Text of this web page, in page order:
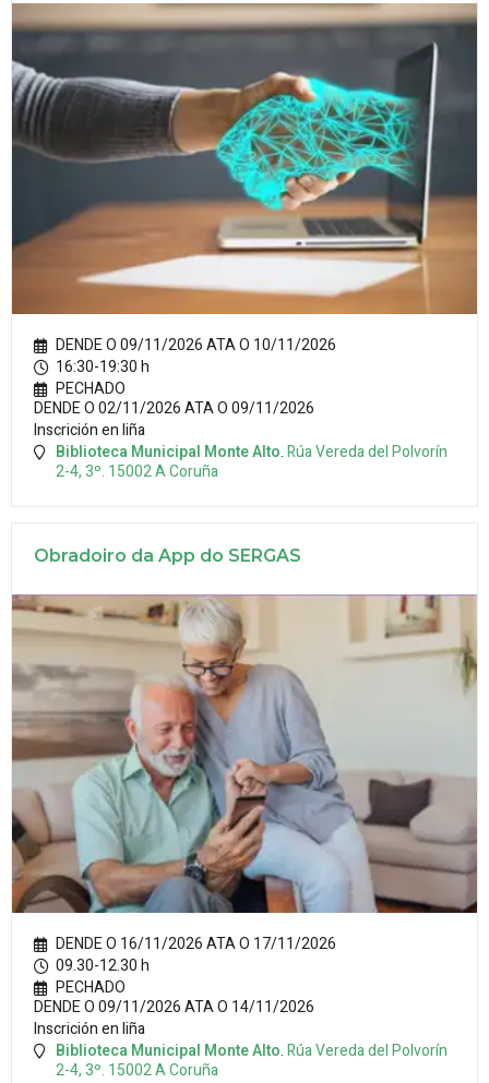
DENDE O 09/11/2026 ATA O 10/11/2026
16:30-19:30 h
PECHADO
DENDE O 02/11/2026 ATA O 09/11/2026
Inscrición en liña
Biblioteca Municipal Monte Alto.Rúa Vereda del Polvorín
2-4, 3º. 15002A Coruña
Obradoiro da App do SERGAS
DENDE O 16/11/2026 ATA O 17/11/2026
09.30-12.30 h
PECHADO
DENDE O 09/11/2026 ATA O 14/11/2026
Inscrición en liña
Biblioteca Municipal Monte Alto.Rúa Vereda del Polvorín
2-4, 3º. 15002A Coruña